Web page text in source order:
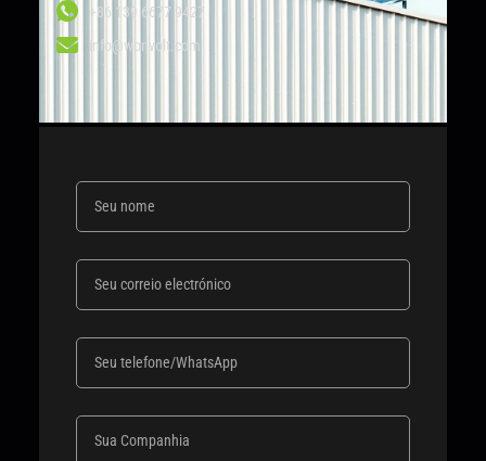
+86 139 6677 9427
info@wonvolt.com